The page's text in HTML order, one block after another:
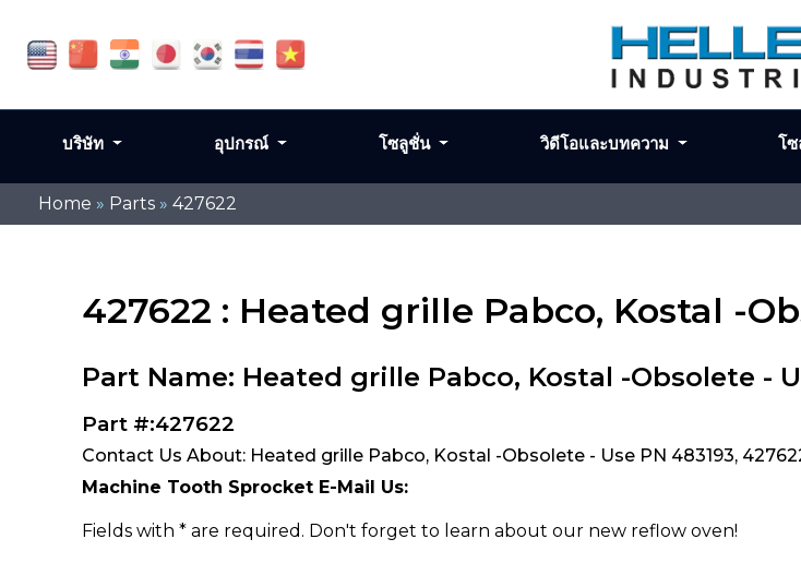
Home » Parts » 427622
427622 : Heated grille Pabco, Kostal -
Part Name: Heated grille Pabco, Kostal -Obsolete -
Part #:427622
Contact Us About: Heated grille Pabco, Kostal -Obsolete - Use PN 483193,
Machine Tooth Sprocket E-Mail Us:
Fields with * are required. Don't forget to learn about our new reflow oven!
บริษัท อุปกรณ์ โซลูชั่น วิดีโอและบทความ โ